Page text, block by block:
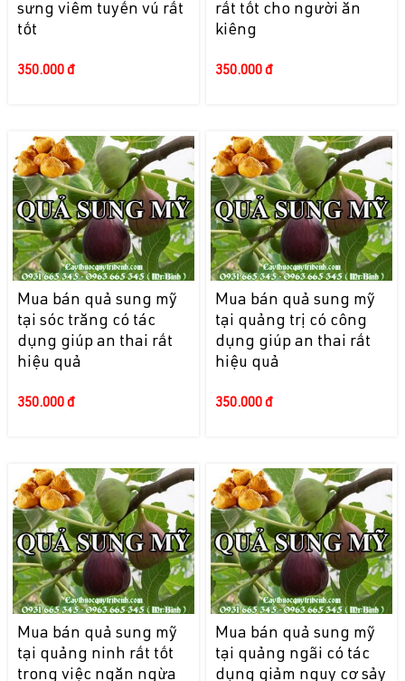
sưng viêm tuyến vú rất
tốt
350.000 đ
rất tốt cho người ăn
kiêng
350.000 đ
Mua bán quả sung mỹ
tại sóc trăng có tác
dụng giúp an thai rất
hiệu quả
350.000 đ
Mua bán quả sung mỹ
tại quảng trị có công
dụng giúp an thai rất
hiệu quả
350.000 đ
Mua bán quả sung mỹ
tại quảng ninh rất tốt
trong việc ngăn ngừa
Mua bán quả sung mỹ
tại quảng ngãi có tác
dụng giảm nguy cơ sảy